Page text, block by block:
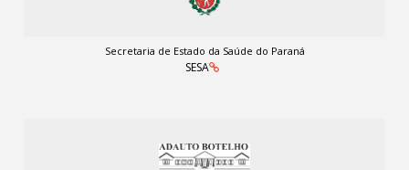
Secretaria de Estado da Saúde do Paraná
SESA